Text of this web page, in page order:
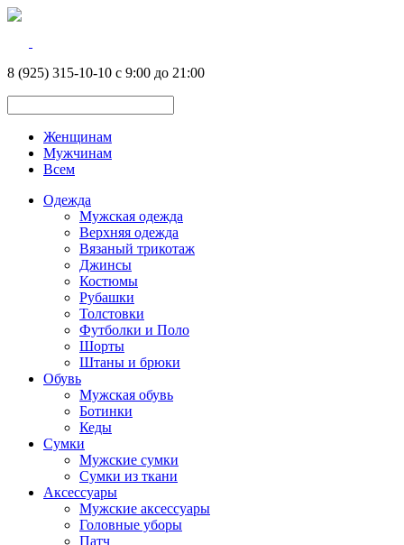
8 (925) 315-10-10 с 9:00 до 21:00
Женщинам
Мужчинам
Всем
Одежда
Мужская одежда
Верхняя одежда
Вязаный трикотаж
Джинсы
Костюмы
Рубашки
Толстовки
Футболки и Поло
Шорты
Штаны и брюки
Обувь
Мужская обувь
Ботинки
Кеды
Сумки
Мужские сумки
Сумки из ткани
Аксессуары
Мужские аксессуары
Головные уборы
Патч